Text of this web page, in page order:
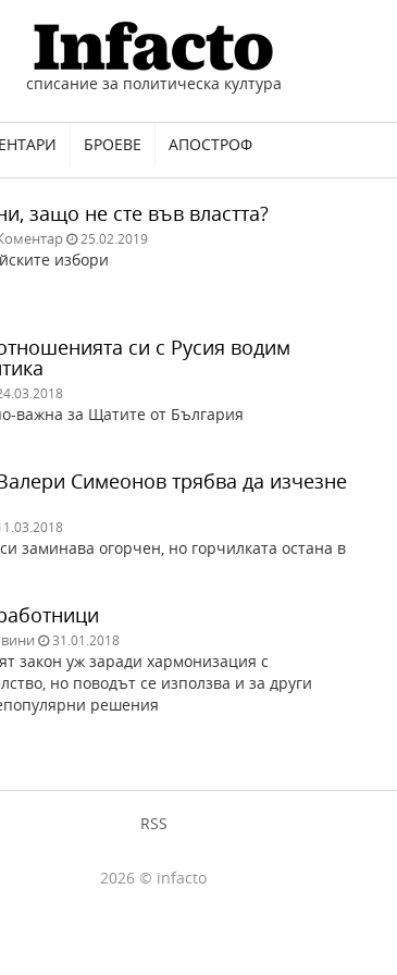
списание за политическа култура
БРОЕВЕ АПОСТРОФ
защо не сте във властта?
25.02.2019
избори
си с Русия водим
важна за Щатите от България
Симеонов трябва да изчезне
заминава огорчен, но горчилката остана в
31.01.2018
закон уж заради хармонизация с
но поводът се използва и за други
решения
RSS
2026 © infacto